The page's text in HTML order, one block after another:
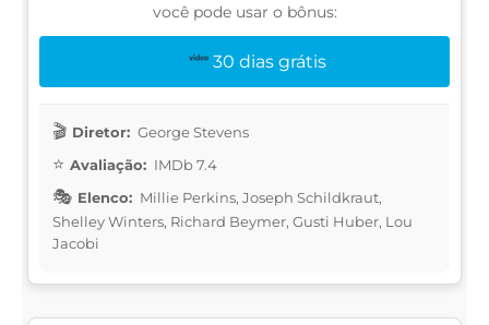
você pode usar o bônus:
30 dias grátis
Diretor: George Stevens
Avaliação: IMDb 7.4
Elenco: Millie Perkins, Joseph Schildkraut,
Shelley Winters, Richard Beymer, Gusti Huber, Lou
Jacobi